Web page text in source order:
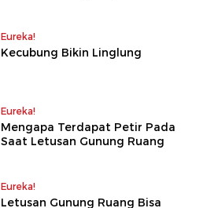
Eureka!
Kecubung Bikin Linglung
Eureka!
Mengapa Terdapat Petir Pada
Saat Letusan Gunung Ruang
Eureka!
Letusan Gunung Ruang Bisa